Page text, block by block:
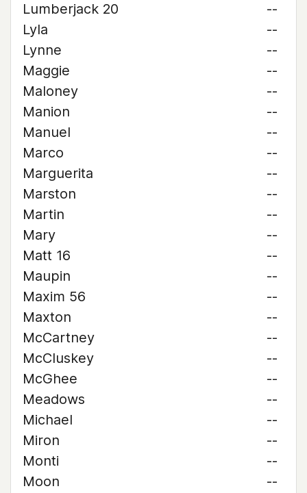
Lumberjack 20
--
Lyla
--
Lynne
--
Maggie
--
Maloney
--
Manion
--
Manuel
--
Marco
--
Marguerita
--
Marston
--
Martin
--
Mary
--
Matt 16
--
Maupin
--
Maxim 56
--
Maxton
--
McCartney
--
McCluskey
--
McGhee
--
Meadows
--
Michael
--
Miron
--
Monti
--
Moon
--